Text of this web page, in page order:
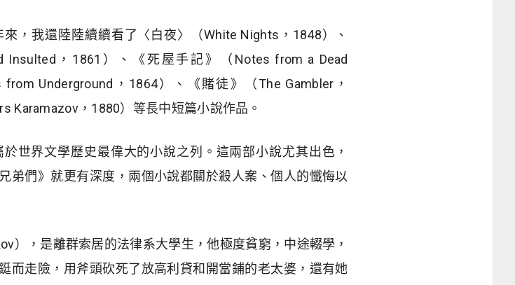
，我還陸陸續續看了〈白夜〉（White Nights，1848）、
Insulted，1861）、《死屋手記》（Notes from a Dead
Underground，1864）、《賭徒》（The Gambler，
Karamazov，1880）等長中短篇小說作品。
世界文學歷史最偉大的小說之列。這兩部小說尤其出色，
弟們》就更有深度，兩個小說都關於殺人案、個人的懺悔以
），是離群索居的法律系大學生，他極度貧窮， 中途輟學，
而走險， 用斧頭砍死了放高利貸和 開當鋪的老太婆，還有她